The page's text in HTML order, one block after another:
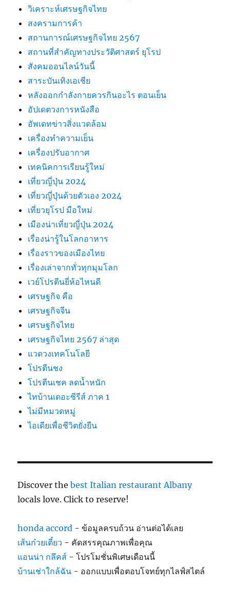
วิเคราะห์เศรษฐกิจไทย
สงครามการค้า
สถานการณ์เศรษฐกิจไทย 2567
สถานที่สําคัญทางประวัติศาสตร์ ยุโรป
สังคมออนไลน์วันนี้
สาระบันเทิงเอเชีย
หลังออกกําลังกายควรกินอะไร ตอนเย็น
อัปเดตวงการหนังสือ
อัพเดทข่าวสิ่งแวดล้อม
เครื่องทำความเย็น
เครื่องปรับอากาศ
เทคนิคการเรียนรู้ใหม่
เที่ยวญี่ปุ่น 2024
เที่ยวญี่ปุ่นด้วยตัวเอง 2024
เที่ยวยุโรป มือใหม่
เมืองน่าเที่ยวญี่ปุ่น 2024
เรื่องน่ารู้ในโลกอาหาร
เรื่องราวของเมืองไทย
เรื่องเล่าจากทั่วทุกมุมโลก
เวย์โปรตีนยี่ห้อไหนดี
เศรษฐกิจ คือ
เศรษฐกิจจีน
เศรษฐกิจไทย
เศรษฐกิจไทย 2567 ล่าสุด
แวดวงเทคโนโลยี
โปรตีนชง
โปรตีนเชค ลดน้ำหนัก
ไทบ้านเดอะซีรีส์ ภาค 1
ไม่มีหมวดหมู่
ไอเดียเพื่อชีวิตยั่งยืน
Discover thebest Italian restaurant Albany
locals love. Click to reserve!
honda accord - ข้อมูลครบถ้วน อ่านต่อได้เลย
เส้นก๋วยเตี๋ยว - คัดสรรคุณภาพเพื่อคุณ
แอนน่า กลึคส์ - โปรโมชั่นพิเศษเดือนนี้
บ้านเช่าใกล้ฉัน - ออกแบบเพื่อตอบโจทย์ทุกไลฟ์สไตล์